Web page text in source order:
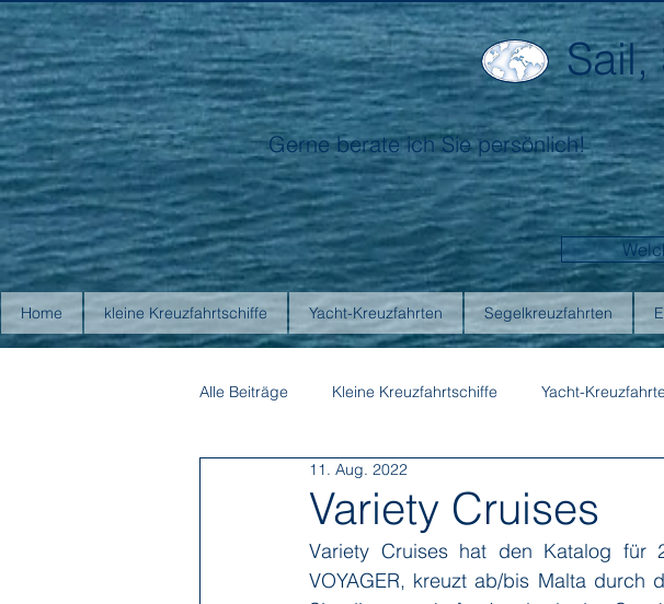
Sail,
Gerne berate ich Sie persönlich!
Home kleine Kreuzfahrtschiffe Yacht-Kreuzfahrten Segelkreuzfahrten
Alle Beiträge Kleine Kreuzfahrtschiffe Yacht-
Antarctica21 Aurora Expeditions
Hapag-Lloyd Cruises Orient
Variety Cruises
11. Aug. 2022
Variety Cruises hat den Katalog für
VOYAGER, kreuzt ab/bis Malta durch